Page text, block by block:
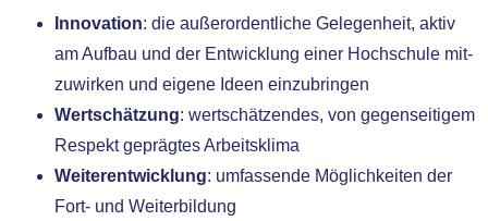
Innovation: die außer­or­dent­li­che Gelegenheit, aktiv
am Aufbau und der Entwicklung einer Hochschule mit­
zu­wir­ken und eige­ne Ideen ein­zu­brin­gen
Wertschätzung: wert­schät­zen­des, von gegen­sei­ti­gem
Respekt gepräg­tes Arbeitsklima
Weiterentwicklung: umfas­sen­de Möglichkeiten der
Fort- und Weiterbildung